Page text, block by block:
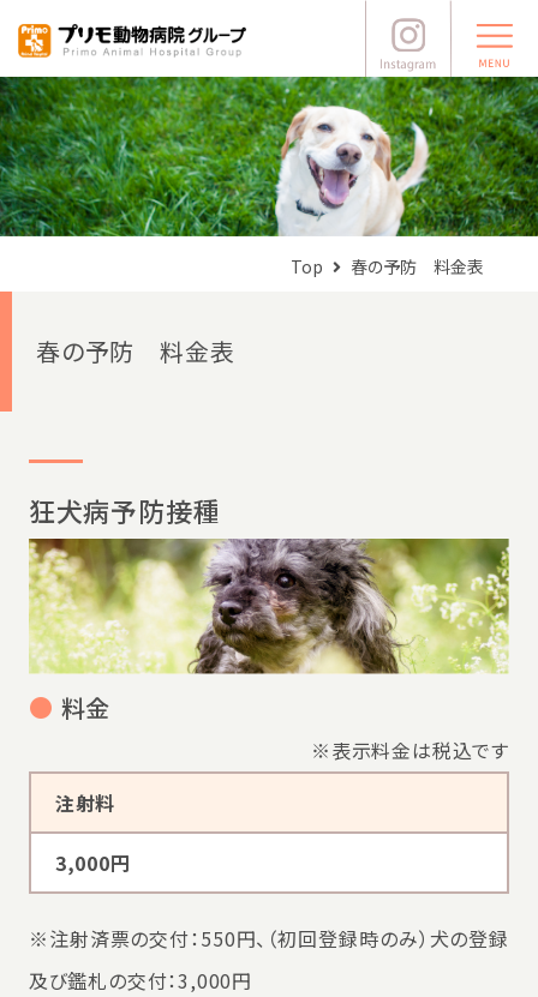
Top 春の予防 料金表
春の予防 料金表
狂犬病予防接種
● 料金
※表示料金は税込です
注射料
3,000円
※注射済票の交付：550円、（初回登録時のみ）犬の登録
及び鑑札の交付：3,000円